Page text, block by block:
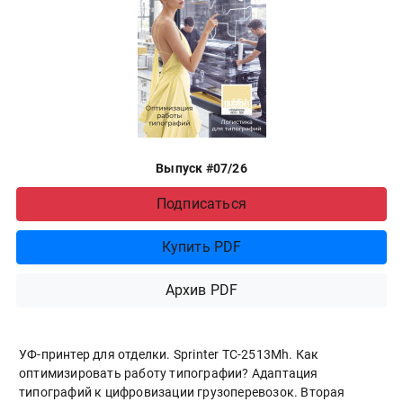
Выпуск #07/26
Подписаться
Купить PDF
Архив PDF
УФ-принтер для отделки. Sprinter ТС-2513Mh. Как
оптимизировать работу типографии? Адаптация
типографий к цифровизации грузоперевозок. Вторая